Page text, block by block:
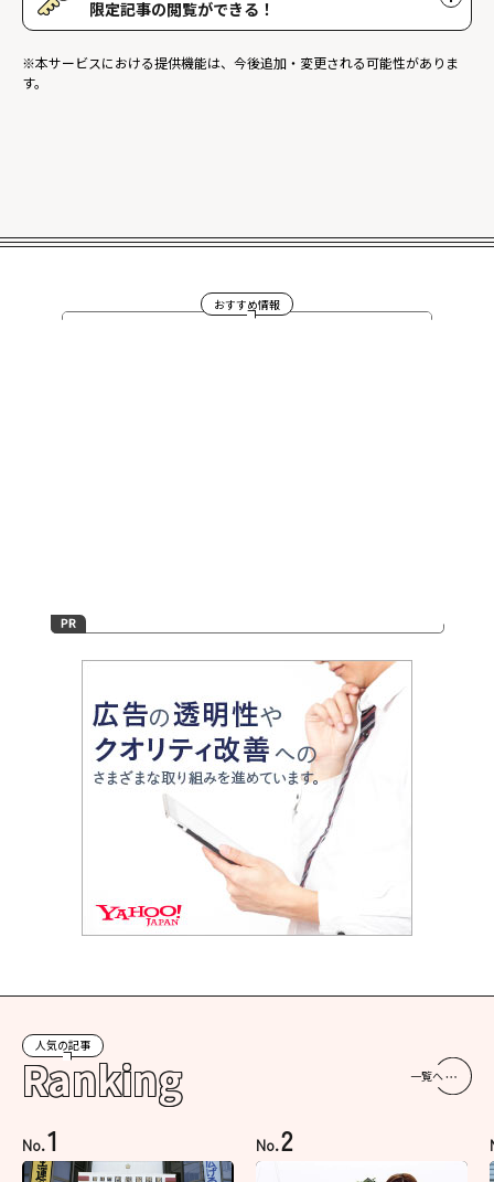
限定記事の閲覧ができる！
た、ログイン限定記事を閲覧することができます。
※本サービスにおける提供機能は、今後追加・変更される可能性がありま
す。
おすすめ情報
人気の記事
Ranking 一覧へ
No.1 No.2